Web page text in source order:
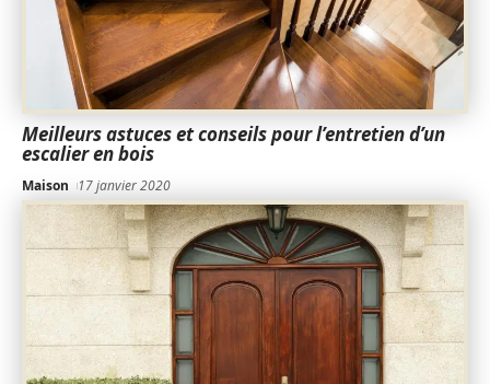
Meilleurs astuces et conseils pour l’entretien d’un
escalier en bois
Maison 17 janvier 2020